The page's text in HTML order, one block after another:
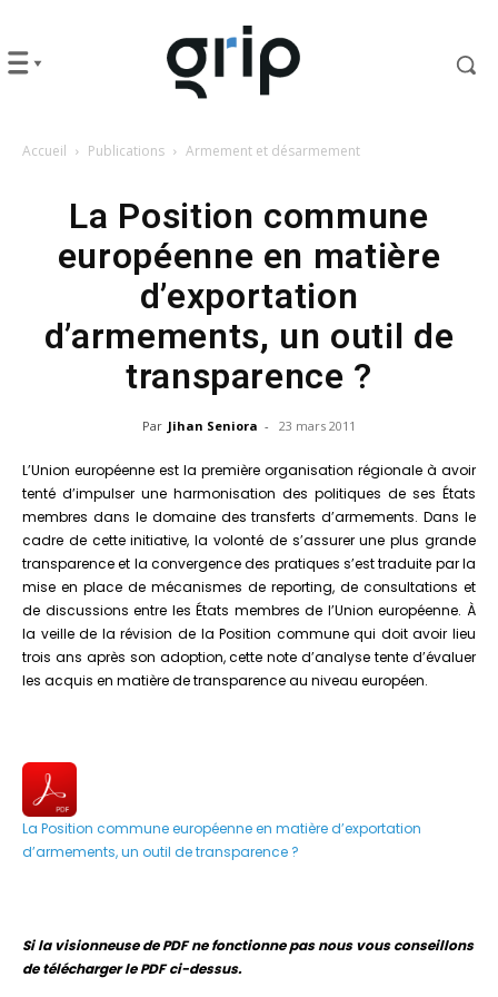
Accueil Publications Armement et désarmement
La Position commune
européenne en matière
d’exportation
d’armements, un outil de
transparence ?
Par Jihan Seniora - 23 mars 2011
L’Union européenne est la première organisation régionale à avoir
tenté d’impulser une harmonisation des politiques de ses États
membres dans le domaine des transferts d’armements. Dans le
cadre de cette initiative, la volonté de s’assurer une plus grande
transparence et la convergence des pratiques s’est traduite par la
mise en place de mécanismes de reporting, de consultations et
de discussions entre les États membres de l’Union européenne. À
la veille de la révision de la Position commune qui doit avoir lieu
trois ans après son adoption, cette note d’analyse tente d’évaluer
les acquis en matière de transparence au niveau européen.
La Position commune européenne en matière d’exportation
d’armements, un outil de transparence ?
Si la visionneuse de PDF ne fonctionne pas nous vous conseillons
de télécharger le PDF ci-dessus.